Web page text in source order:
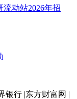
动站2026年招
银行 |东方财富网 |